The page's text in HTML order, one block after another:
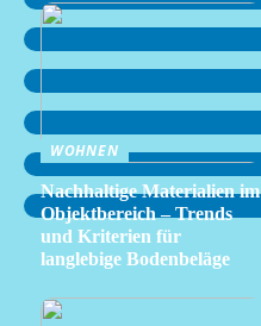
WOHNEN
Nachhaltige Materialien im
Objektbereich – Trends
und Kriterien für
langlebige Bodenbeläge